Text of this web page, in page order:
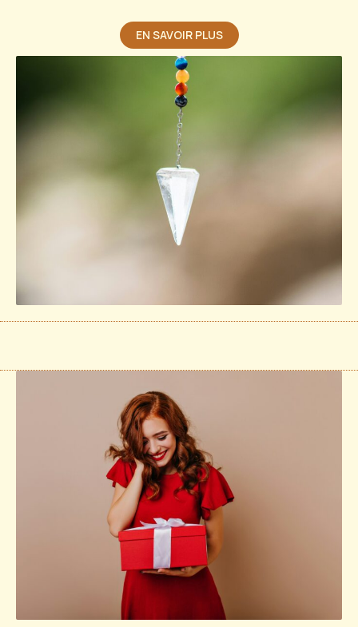
EN SAVOIR PLUS